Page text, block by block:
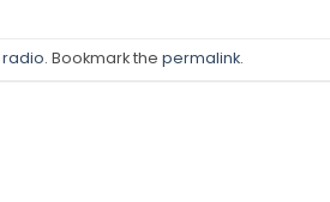
. Bookmark thepermalink.